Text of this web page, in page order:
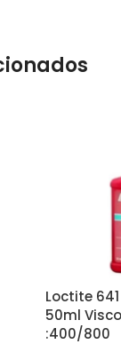
Loctite
50ml
:400/800